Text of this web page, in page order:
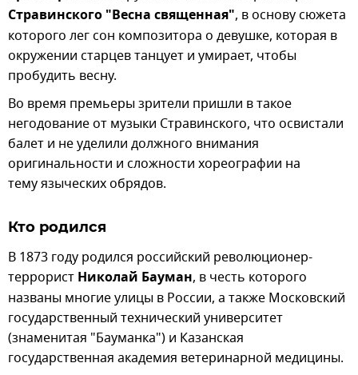
Стравинского "Весна священная", в основу сюжета
которого лег сон композитора о девушке, которая в
окружении старцев танцует и умирает, чтобы
пробудить весну.
Во время премьеры зрители пришли в такое
негодование от музыки Стравинского, что освистали
балет и не уделили должного внимания
оригинальности и сложности хореографии на
тему языческих обрядов.
Кто родился
В 1873 году родился российский революционер-
террорист Николай Бауман, в честь которого
названы многие улицы в России, а также Московский
государственный технический университет
(знаменитая "Бауманка") и Казанская
государственная академия ветеринарной медицины.